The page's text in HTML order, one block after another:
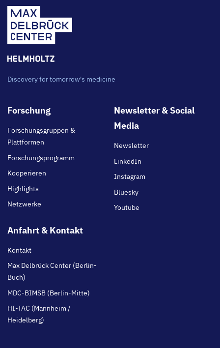
Discovery for tomorrow's medicine
Footer
Forschung
Forschungsgruppen &
Plattformen
Forschungsprogramm
Kooperieren
Highlights
Netzwerke
Newsletter & Social
Media
Newsletter
LinkedIn
Instagram
Bluesky
Youtube
Anfahrt & Kontakt
Kontakt
Max Delbrück Center (Berlin-
Buch)
MDC-BIMSB (Berlin-Mitte)
HI-TAC (Mannheim /
Heidelberg)